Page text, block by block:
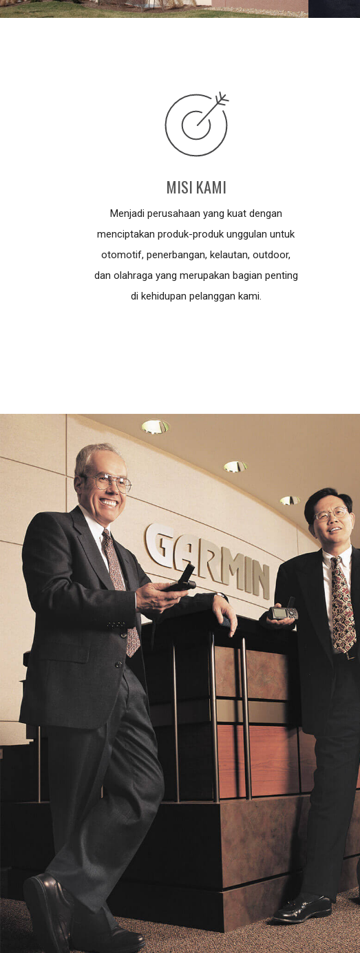
MISI KAMI
Menjadi perusahaan yang kuat dengan
menciptakan produk-produk unggulan untuk
otomotif, penerbangan, kelautan, outdoor,
dan olahraga yang merupakan bagian penting
di kehidupan pelanggan kami.